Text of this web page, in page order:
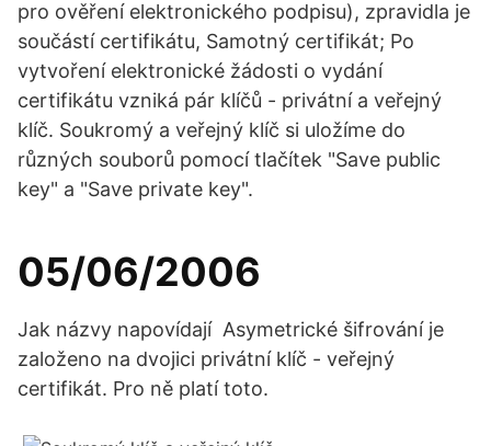
pro ověření elektronického podpisu), zpravidla je
součástí certifikátu, Samotný certifikát; Po
vytvoření elektronické žádosti o vydání
certifikátu vzniká pár klíčů - privátní a veřejný
klíč. Soukromý a veřejný klíč si uložíme do
různých souborů pomocí tlačítek "Save public
key" a "Save private key".
05/06/2006
Jak názvy napovídají Asymetrické šifrování je
založeno na dvojici privátní klíč - veřejný
certifikát. Pro ně platí toto.